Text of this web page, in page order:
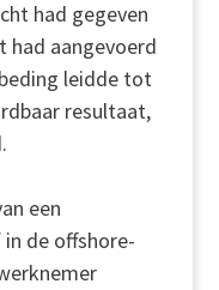
had gegeven
had aangevoerd
leidde tot
resultaat,
een
de offshore-